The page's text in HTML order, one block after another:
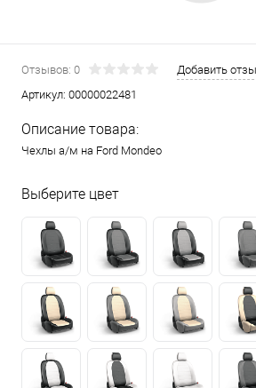
Отзывов: 0
Добавить
Артикул: 00000022481
Описание товара:
Чехлы а/м на Ford Mondeo
Выберите цвет